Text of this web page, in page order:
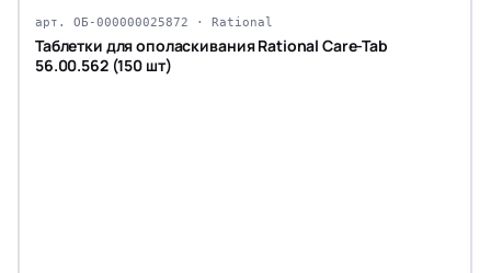
арт. ОБ-000000025872 · Rational
Таблетки для ополаскивания Rational Care-Tab
56.00.562 (150 шт)